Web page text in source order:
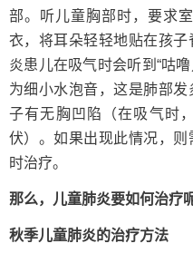
部。听儿童胸部时，要求
衣，将耳朵轻轻地贴在孩
炎患儿在吸气时会听到“咕
为细小水泡音，这是肺部
子有无胸凹陷（在吸气时
伏）。如果出现此情况，
时治疗。
那么，儿童肺炎要如何治疗
秋季儿童肺炎的治疗方法